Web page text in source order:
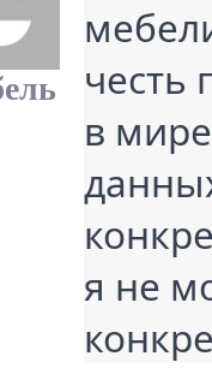
честь
в
я не